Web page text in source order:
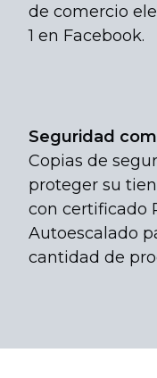
de comercio
1 en Facebook.
Seguridad
Copias de
proteger su
con certificado
Autoescalado
cantidad de